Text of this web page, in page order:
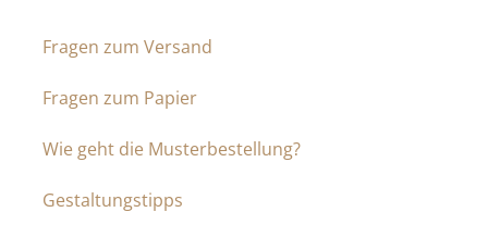
Fragen zum Versand
Fragen zum Papier
Wie geht die Musterbestellung?
Gestaltungstipps